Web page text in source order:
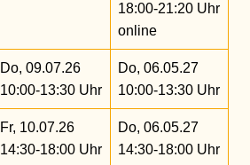
18:00-21:20 Uhr
online
Do, 09.07.26
10:00-13:30 Uhr
Do, 06.05.27
10:00-13:30 Uhr
Fr, 10.07.26
14:30-18:00 Uhr
Do, 06.05.27
14:30-18:00 Uhr